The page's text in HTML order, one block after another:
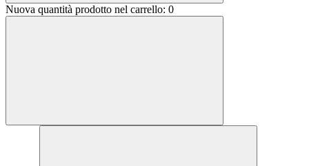
Nuova quantità prodotto nel carrello: 0